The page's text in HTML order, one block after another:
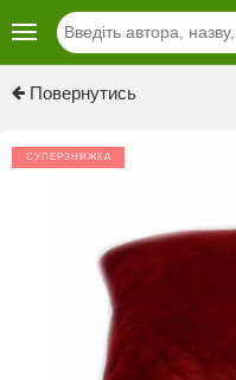
Повернутись
СУПЕРЗНИЖКА